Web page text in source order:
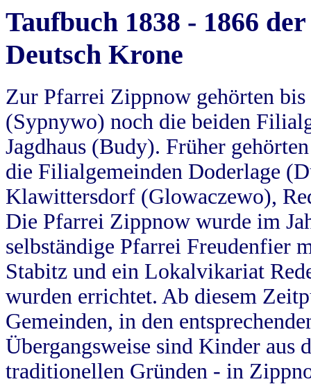
Taufbuch 1838 - 1866
Deutsch Krone
Zur Pfarrei Zippnow gehörten
(Sypnywo) noch die beiden
Jagdhaus (Budy). Früher
die Filialgemeinden Doderlage
Klawittersdorf (Glowaczewo),
Die Pfarrei Zippnow wurde im
selbständige Pfarrei Freudenfier
Stabitz und ein Lokalvikariat
wurden errichtet. Ab diesem
Gemeinden, in den
Übergangsweise sind Kinder aus
traditionellen Gründen - in